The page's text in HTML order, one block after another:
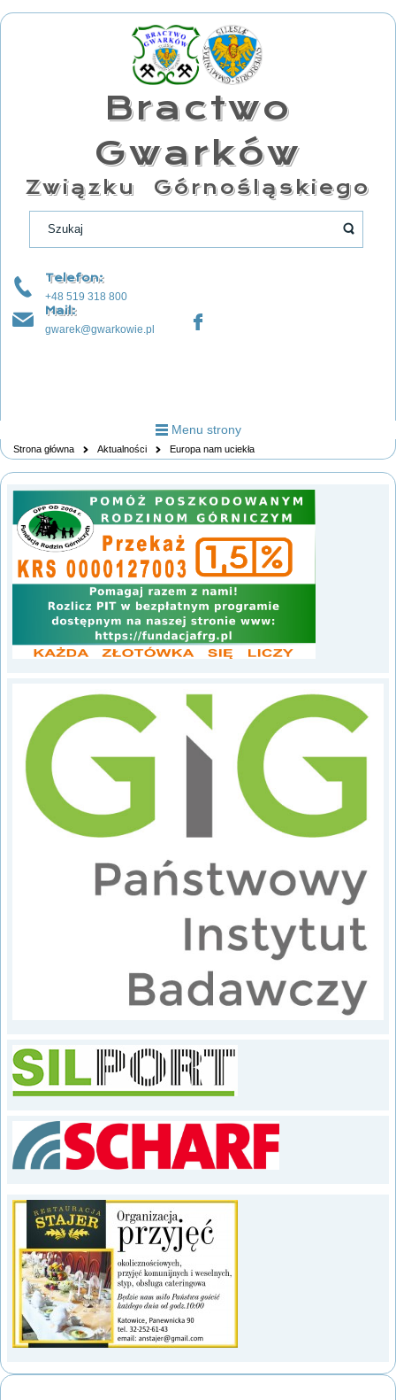
Bractwo
Gwarków
Związku Górnośląskiego
Telefon:
+48 519 318 800
Mail:
gwarek@gwarkowie.pl
Menu strony
Strona główna Aktualności Europa nam uciekła